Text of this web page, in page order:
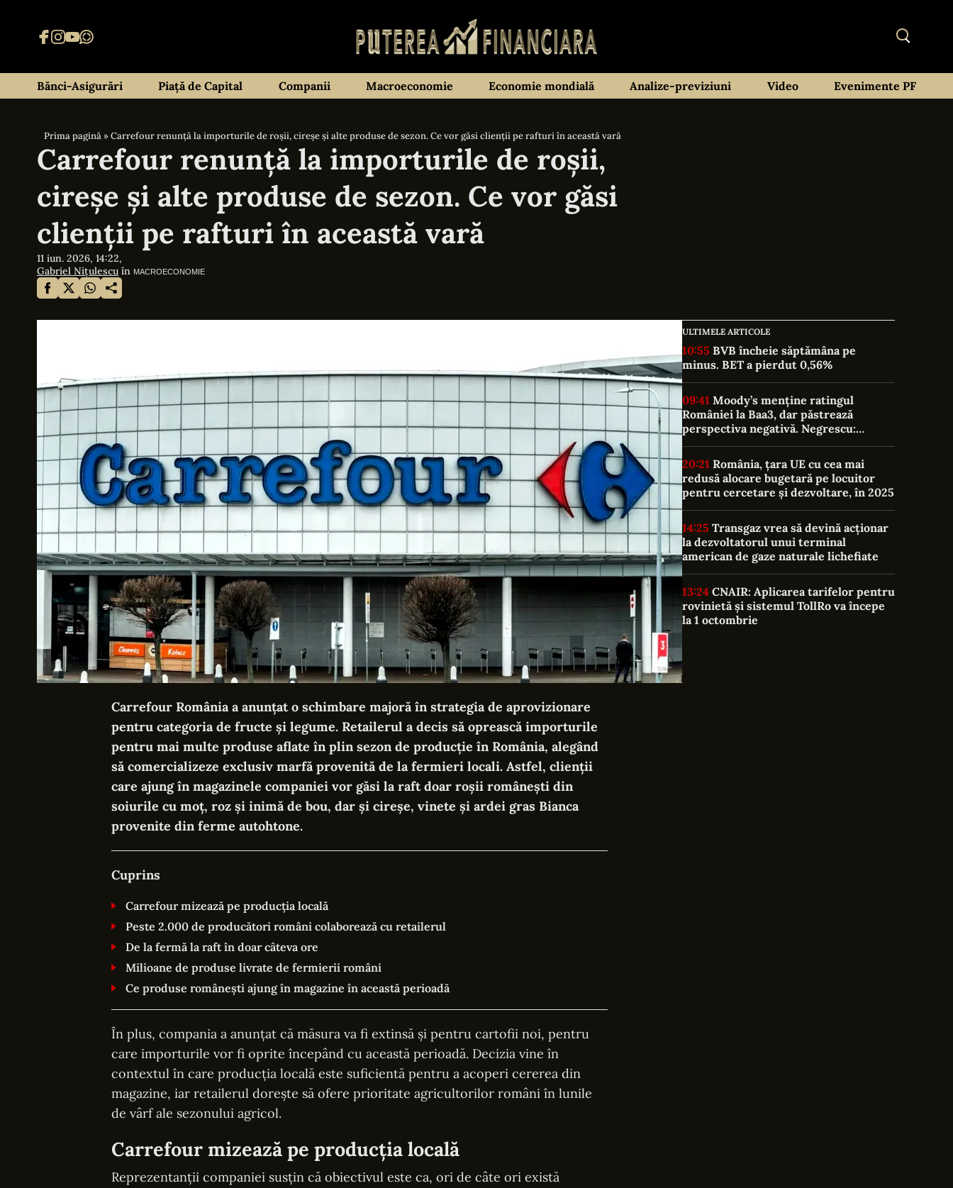
Bănci-Asigurări Piață de Capital Companii Macroeconomie Economie mondială Analize-previziuni Video Evenimente PF
Prima pagină»Carrefour renunță la importurile de roșii, cireșe și alte produse de sezon. Ce vor găsi clienții pe rafturi în această vară
Carrefour renunță la importurile de roșii,
cireșe și alte produse de sezon. Ce vor găsi
clienții pe rafturi în această vară
11 iun. 2026, 14:22,
Gabriel Nițulescu în MACROECONOMIE
Carrefour România a anunțat o schimbare majoră în strategia de aprovizionare
pentru categoria de fructe și legume. Retailerul a decis să oprească importurile
pentru mai multe produse aflate în plin sezon de producție în România, alegând
să comercializeze exclusiv marfă provenită de la fermieri locali. Astfel, clienții
care ajung în magazinele companiei vor găsi la raft doar roșii românești din
soiurile cu moț, roz și inimă de bou, dar și cireșe, vinete și ardei gras Bianca
provenite din ferme autohtone.
Cuprins
Carrefour mizează pe producția locală
Peste 2.000 de producători români colaborează cu retailerul
De la fermă la raft în doar câteva ore
Milioane de produse livrate de fermierii români
Ce produse românești ajung în magazine în această perioadă
În plus, compania a anunțat că măsura va fi extinsă și pentru cartofii noi, pentru
care importurile vor fi oprite începând cu această perioadă. Decizia vine în
contextul în care producția locală este suficientă pentru a acoperi cererea din
magazine, iar retailerul dorește să ofere prioritate agricultorilor români în lunile
de vârf ale sezonului agricol.
Carrefour mizează pe producția locală
Reprezentanții companiei susțin că obiectivul este ca, ori de câte ori există
ULTIMELE ARTICOLE
10:55
minus. BET a pierdut 0,56%
09:41
României la Baa3, dar păstrează
perspectiva negativă. Negrescu:
România „nu a câștigat nimic, a evitat o
pierdere”
20:21
redusă alocare bugetară pe locuitor
pentru cercetare și dezvoltare, în 2025
14:25
la dezvoltatorul unui terminal
american de gaze naturale lichefiate
13:24
rovinietă și sistemul TollRo va începe
la 1 octombrie